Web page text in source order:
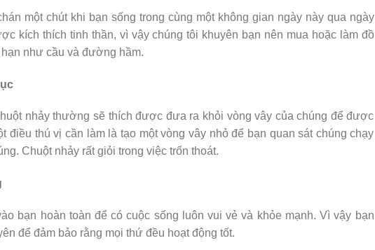
một chút khi bạn sống trong cùng một không gian ngày này qua ngày
kích thích tinh thần, vì vậy chúng tôi khuyên bạn nên mua hoặc làm đồ
như cầu và đường hầm.
nhảy thường sẽ thích được đưa ra khỏi vòng vây của chúng để được
điều thú vị cần làm là tạo một vòng vây nhỏ để bạn quan sát chúng chạy
Chuột nhảy rất giỏi trong việc trốn thoát.
bạn hoàn toàn để có cuộc sống luôn vui vẻ và khỏe mạnh. Vì vậy bạn
để đảm bảo rằng mọi thứ đều hoạt động tốt.